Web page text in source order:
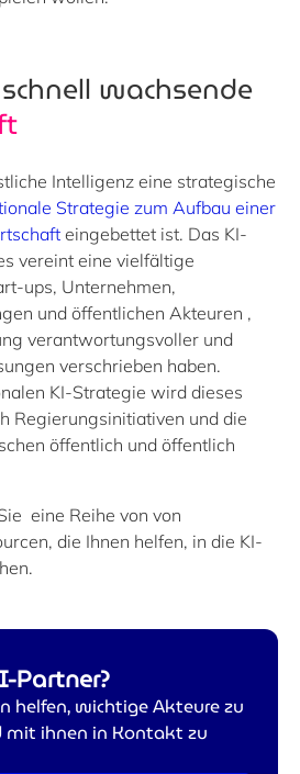
wachsende
Intelligenz eine strategische
Strategie zum Aufbau einer
eingebettet ist. Das KI-
vereint eine vielfältige
ups, Unternehmen,
und öffentlichen Akteuren ,
verantwortungsvoller und
verschrieben haben.
KI-Strategie wird dieses
Regierungsinitiativen und die
öffentlich und öffentlich
eine Reihe von von
die Ihnen helfen, in die KI-
Partner?
helfen, wichtige Akteure zu
mit ihnen in Kontakt zu